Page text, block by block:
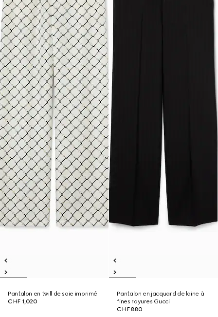
Pantalon en twill de soie imprimé
CHF 1,020
Pantalon en jacquard de laine à
fines rayures Gucci
CHF 880